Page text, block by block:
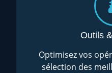
Outils
Optimisez vos
sélection des